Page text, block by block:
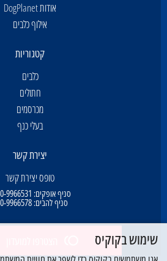
אודות DogPlanet
אילוף כלבים
קטגוריות
כלבים
חתולים
מכרסמים
בעלי כנף
יצירת קשר
טופס יצירת קשר
סניף אופקים: 9966531
סניף להבים:9966578
שימוש בקוקיס